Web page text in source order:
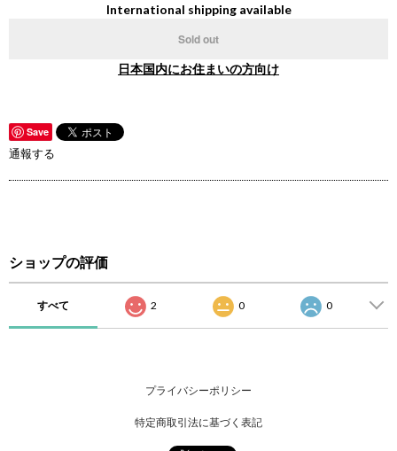
International shipping available
Sold out
日本国内にお住まいの方向け
Save
通報する
ショップの評価
すべて 2 0 0
プライバシーポリシー
特定商取引法に基づく表記